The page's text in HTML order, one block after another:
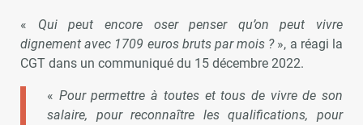
« Qui peut encore oser penser qu’on peut vivre
dignement avec 1709 euros bruts par mois ?», a réagi la
CGT dans un communiqué du 15 décembre 2022.
« Pour permettre à toutes et tous de vivre de son
salaire, pour reconnaître les qualifications, pour